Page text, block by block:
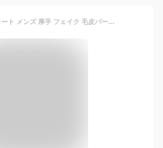
[veolaimy] ファーコート メンズ 厚手 フェイク 毛皮パーカー ベスト モコモコ 裏起毛 暖かい アウター 袖なし 重ね着風 おしゃれ 個性的 コート前開き ショット丈 大きいサイズ カーディガン ファッション カッコイイ 秋 冬 部屋着 普段着(ブラウン,2XL)